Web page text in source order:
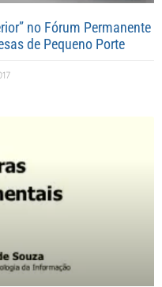
no Fórum Permanente
de Pequeno Porte